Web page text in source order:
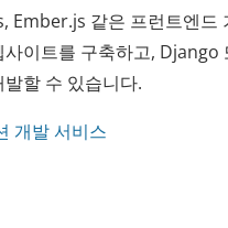
Ember.js 같은 프런트엔드
이트를 구축하고, Django
할 수 있습니다.
개발 서비스